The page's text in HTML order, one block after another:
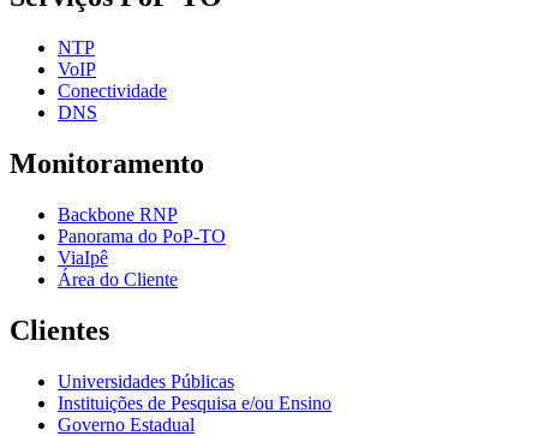
NTP
VoIP
Conectividade
DNS
Monitoramento
Backbone RNP
Panorama do PoP-TO
ViaIpê
Área do Cliente
Clientes
Universidades Públicas
Instituições de Pesquisa e/ou Ensino
Governo Estadual